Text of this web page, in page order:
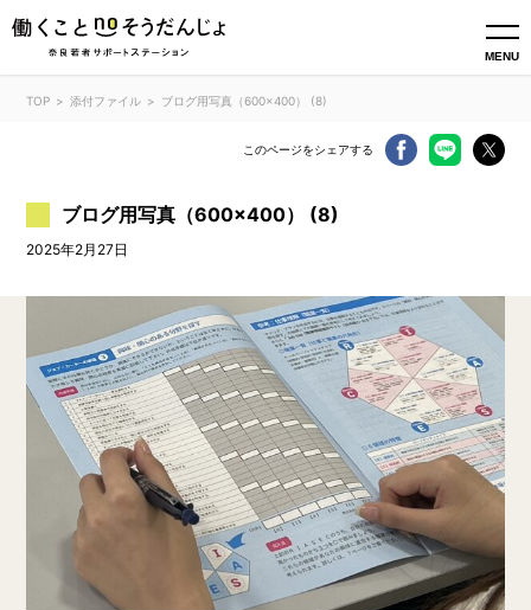
MENU
TOP 添付ファイル ブログ用写真（600×400） (8)
このページをシェアする
ブログ用写真（600×400） (8)
2025年2月27日